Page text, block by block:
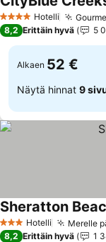
4 Tähtiluokitus
Hotelli
8,2 Erittäin hyvä 5
Alkaen 52 €
Näytä hinnat 9
3 Tähtiluokitus
Hotelli Merelle
Sheratton
8,2 Erittäin hyvä 1